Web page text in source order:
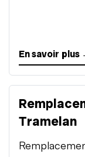
En savoir plus
Tramelan